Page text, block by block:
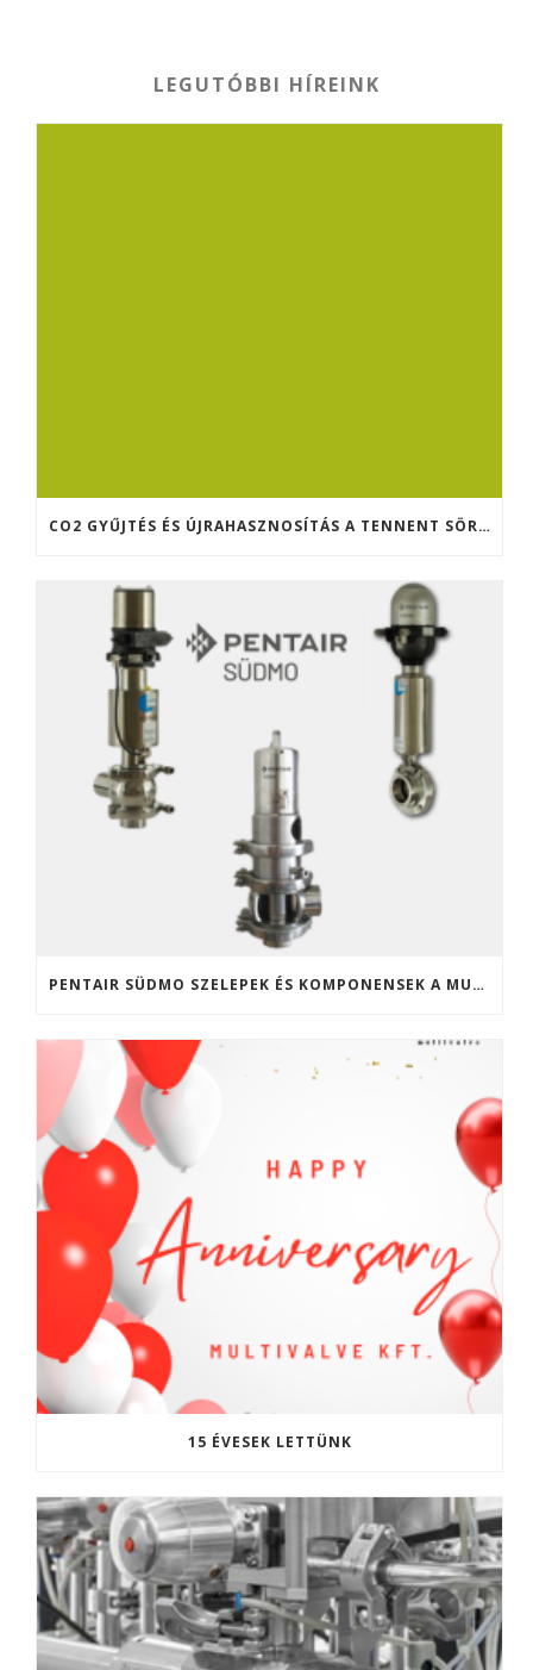
LEGUTÓBBI HÍREINK
CO2 GYŰJTÉS ÉS ÚJRAHASZNOSÍTÁS A TENNENT SÖRFŐZDÉBEN (SKÓCIA)
PENTAIR SÜDMO SZELEPEK ÉS KOMPONENSEK A MULTIVALVE KFT. KÍNÁLATÁBAN
15 ÉVESEK LETTÜNK